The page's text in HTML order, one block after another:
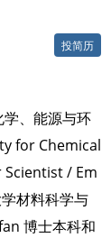
投简历
、能源与环
for Chemical
Scientist / Em
材料科学与
博士本科和